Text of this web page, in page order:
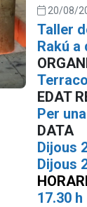
20/08/
Taller
Rakú a
EDAT
Per
DATA
Dijous
Dijous
HORARI
17.30 h